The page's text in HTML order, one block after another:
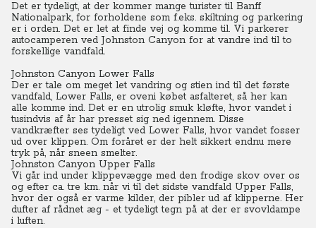
Det er tydeligt, at der kommer mange turister til Banff
Nationalpark, for forholdene som f.eks. skiltning og parkering
er i orden. Det er let at finde vej og komme til. Vi parkerer
autocamperen ved Johnston Canyon for at vandre ind til to
forskellige vandfald.
Johnston Canyon Lower Falls
Der er tale om meget let vandring og stien ind til det første
vandfald, Lower Falls, er oveni købet asfalteret, så her kan
alle komme ind. Det er en utrolig smuk kløfte, hvor vandet i
tusindvis af år har presset sig ned igennem. Disse
vandkræfter ses tydeligt ved Lower Falls, hvor vandet fosser
ud over klippen. Om foråret er der helt sikkert endnu mere
tryk på, når sneen smelter.
Johnston Canyon Upper Falls
Vi går ind under klippevægge med den frodige skov over os
og efter ca. tre km. når vi til det sidste vandfald Upper Falls,
hvor der også er varme kilder, der pibler ud af klipperne. Her
dufter af rådnet æg - et tydeligt tegn på at der er svovldampe
i luften.